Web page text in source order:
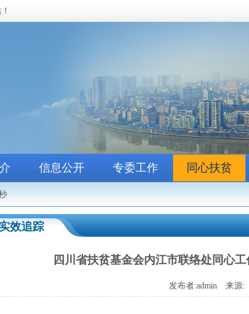
信息公开 专委工作 同心扶贫
效追踪
四川省扶贫基金会内江市联络处同心
发布者:admin 来源: